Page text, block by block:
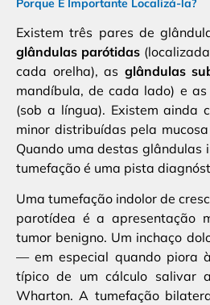
Existem três pares de
glândulas parótidas
cada orelha), as glândulas
mandíbula, de cada lado) e
(sob a língua). Existem ainda
minor distribuídas pela
Quando uma destas glândulas
tumefação é uma pista
Uma tumefação indolor de
parotídea é a apresentação
tumor benigno. Um inchaço
— em especial quando piora
típico de um cálculo salivar
Wharton. A tumefação